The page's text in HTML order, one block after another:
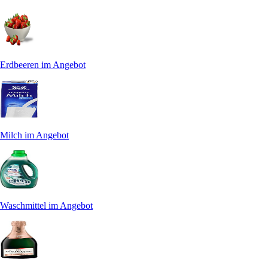
Erdbeeren im Angebot
Milch im Angebot
Waschmittel im Angebot